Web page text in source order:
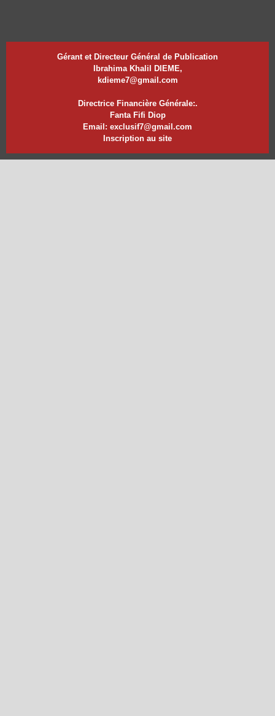
Gérant et Directeur Général de Publication
Ibrahima Khalil DIEME,
kdieme7@gmail.com
Directrice Financière Générale:.
Fanta Fifi Diop
Email: exclusif7@gmail.com
Inscription au site